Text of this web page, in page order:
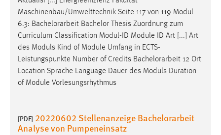
Maschinenbau/Umwelttechnik Seite 117 von 119 Modul
6.3: Bachelorarbeit Bachelor Thesis Zuordnung zum
Curriculum Classification Modul-ID Module ID Art [...] Art
des Moduls Kind of Module Umfang in ECTS-
Leistungspunkte Number of Credits Bachelorarbeit 12 Ort
Location Sprache Language Dauer des Moduls Duration
of Module Vorlesungsrhythmus
[PDF] 20220602 Stellenanzeige Bachelorarbeit
Analyse von Pumpeneinsatz